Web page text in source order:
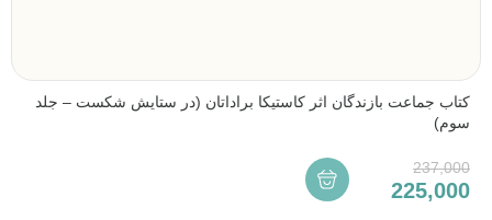
کتاب جماعت بازندگان اثر کاستیکا براداتان (در ستایش شکست – جلد
سوم)
237,000
225,000